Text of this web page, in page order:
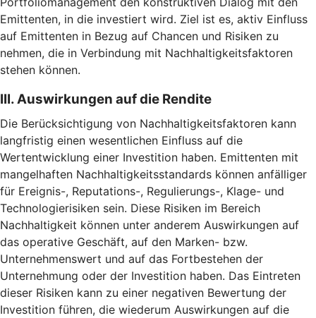
Emittenten, in die investiert wird. Ziel ist es, aktiv Einfluss
auf Emittenten in Bezug auf Chancen und Risiken zu
nehmen, die in Verbindung mit Nachhaltigkeitsfaktoren
stehen können.
III. Auswirkungen auf die Rendite
Die Berücksichtigung von Nachhaltigkeitsfaktoren kann
langfristig einen wesentlichen Einfluss auf die
Wertentwicklung einer Investition haben. Emittenten mit
mangelhaften Nachhaltigkeitsstandards können anfälliger
für Ereignis-, Reputations-, Regulierungs-, Klage- und
Technologierisiken sein. Diese Risiken im Bereich
Nachhaltigkeit können unter anderem Auswirkungen auf
das operative Geschäft, auf den Marken- bzw.
Unternehmenswert und auf das Fortbestehen der
Unternehmung oder der Investition haben. Das Eintreten
dieser Risiken kann zu einer negativen Bewertung der
Investition führen, die wiederum Auswirkungen auf die